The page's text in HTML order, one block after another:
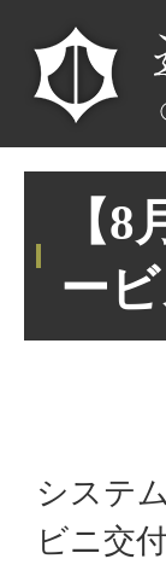
【
ー
システ
ビニ交